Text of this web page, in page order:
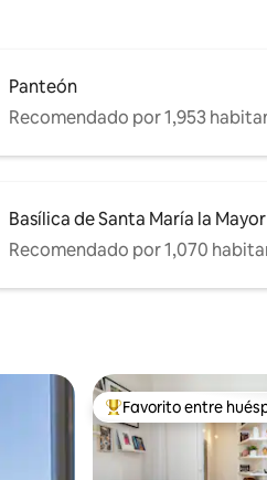
Panteón
Recomendado por 1,953
Basílica de Santa María la Mayor
Recomendado por 1,070
De los mejores en
Favorito entre